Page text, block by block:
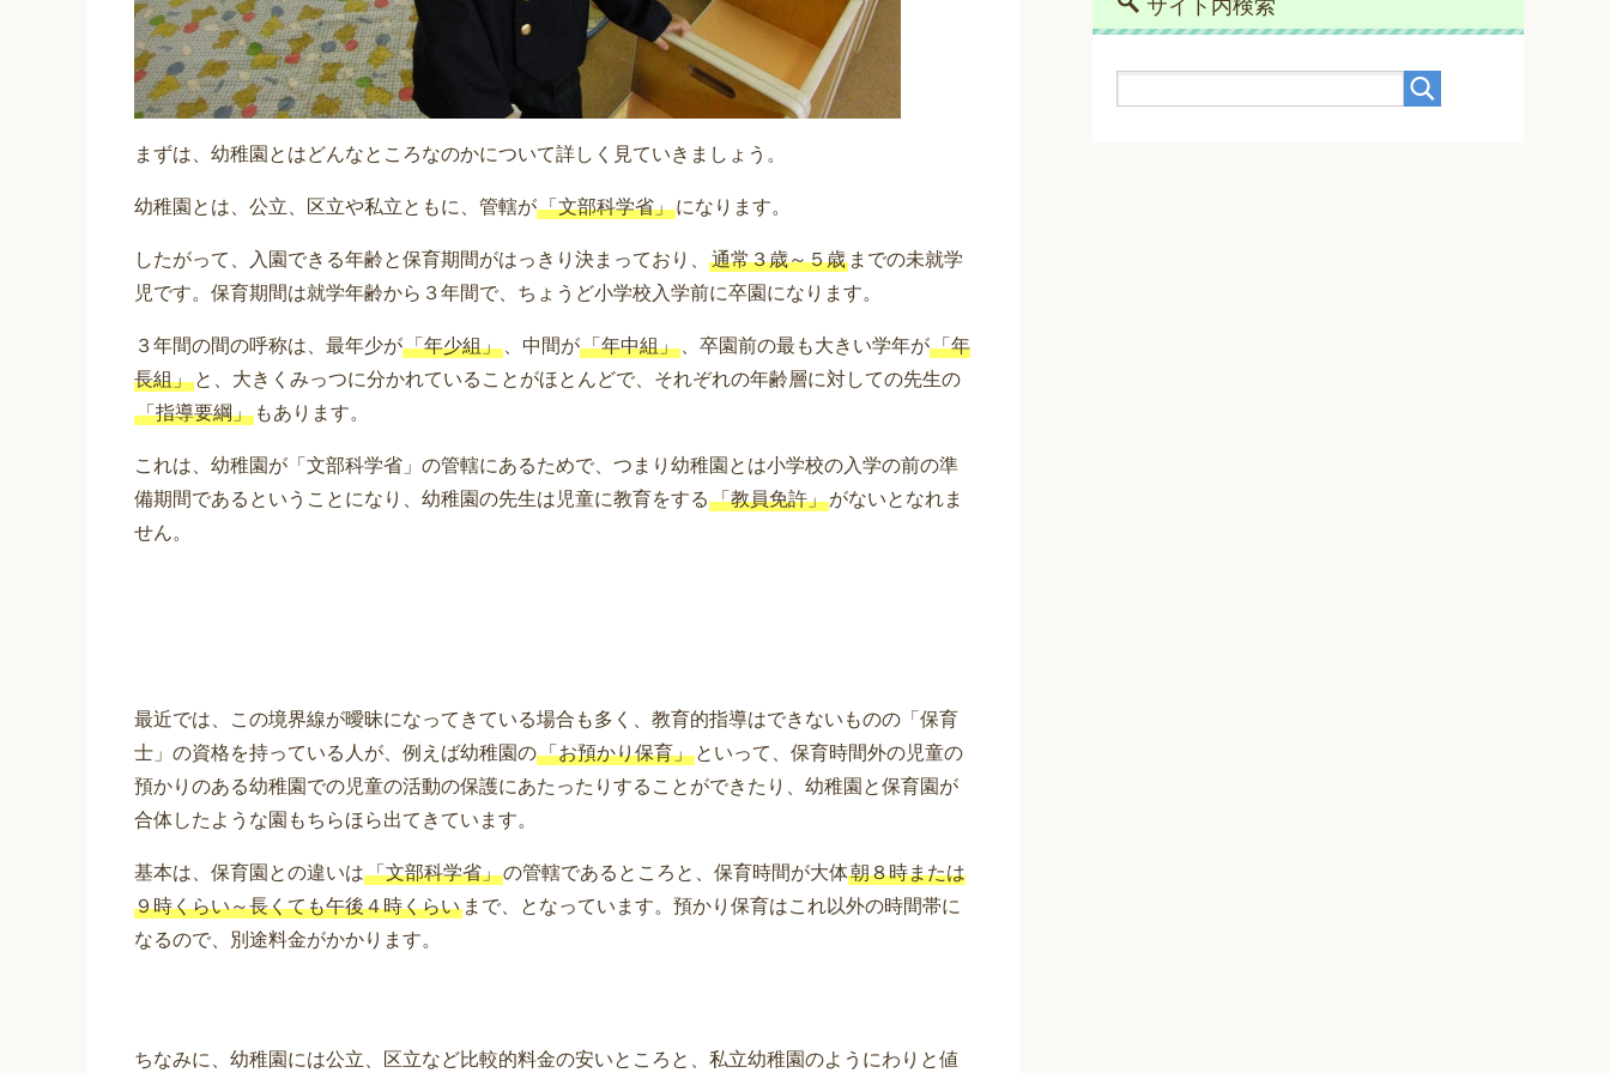
まずは、幼稚園とはどんなところなのかについて詳しく見ていきましょう。
幼稚園とは、公立、区立や私立ともに、管轄が「文部科学省」になります。
したがって、入園できる年齢と保育期間がはっきり決まっており、 通常３歳～５歳 までの未就学
児です。保育期間は就学年齢から３年間で、ちょうど小学校入学前に卒園になります。
３年間の間の呼称は、最年少が「年少組」 、中間が「年中組」 、卒園前の最も大きい学年が「年
長組」 と、大きくみっつに分かれていることがほとんどで、それぞれの年齢層に対しての先生の
「指導要綱」 もあります。
これは、幼稚園が「文部科学省」の管轄にあるためで、つまり幼稚園とは小学校の入学の前の準
備期間であるということになり、幼稚園の先生は児童に教育をする 「教員免許」がないとなれま
せん。
最近では、この境界線が曖昧になってきている場合も多く、教育的指導はできないものの「保育
士」の資格を持っている人が、例えば幼稚園の「お預かり保育」 といって、保育時間外の児童の
預かりのある幼稚園での児童の活動の保護にあたったりすることができたり、幼稚園と保育園が
合体したような園もちらほら出てきています。
基本は、保育園との違いは「文部科学省」の管轄であるところと、保育時間が大体朝８時または
９時くらい～長くても午後４時くらい まで、となっています。預かり保育はこれ以外の時間帯に
なるので、別途料金がかかります。
ちなみに、幼稚園には公立、区立など比較的料金の安いところと、私立幼稚園のようにわりと値
サイト内検索